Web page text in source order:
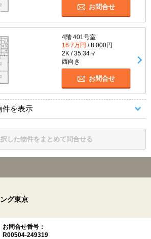
お問合せ
4階 401号室
16.7万円 / 8,000円
2K / 35.34㎡
西向き
お問合せ
件を表示
した物件をまとめて問合せる
グ東京
お問合せ番号：
R00504-249319